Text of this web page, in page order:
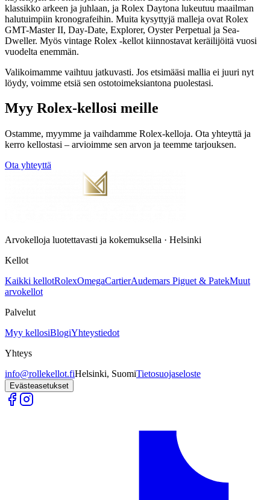
klassikko arkeen ja juhlaan, ja Rolex Daytona lukeutuu maailman
halutuimpiin kronografeihin. Muita kysyttyjä malleja ovat Rolex
GMT-Master II, Day-Date, Explorer, Oyster Perpetual ja Sea-
Dweller. Myös vintage Rolex -kellot kiinnostavat keräilijöitä vuosi
vuodelta enemmän.
Valikoimamme vaihtuu jatkuvasti. Jos etsimääsi mallia ei juuri nyt
löydy, voimme etsiä sen ostotoimeksiantona puolestasi.
Myy Rolex-kellosi meille
Ostamme, myymme ja vaihdamme Rolex-kelloja. Ota yhteyttä ja
kerro kellostasi – arvioimme sen arvon ja teemme tarjouksen.
Ota yhteyttä
Arvokelloja luotettavasti ja kokemuksella · Helsinki
Kellot
Kaikki kellotRolexOmegaCartierAudemars Piguet & PatekMuut
arvokellot
Palvelut
Myy kellosiBlogiYhteystiedot
Yhteys
info@rollekellot.fiHelsinki, SuomiTietosuojaseloste
Evästeasetukset